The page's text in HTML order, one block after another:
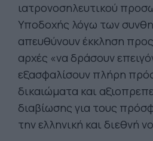
ιατρονοσηλευτικού
Υποδοχής λόγω των
απευθύνουν έκκληση προς
αρχές «να δράσουν
εξασφαλίσουν πλήρη
δικαιώματα και
διαβίωσης για τους
την ελληνική και διεθνή